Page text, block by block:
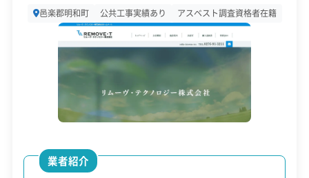
家の売却に伴う更地化などです。一方で、開発エリ
ア周辺では交通渋滞が日常化しており、廃材を運び
出すダンプのルート計画にも配慮が必要です。
保有資格(9)
建設業許可 解体工事業登録
産業廃棄物収集運搬業許可
産業廃棄物処分業許可
石綿作業主任者
建築物石綿含有建材調査者
解体工事施工技士
1級土木施工管理技士
1級建設機械施工管理技士
安全対策・リスク管理
邑楽郡明和町 公共工事実績あり アスベスト調査資格者在籍
業者紹介